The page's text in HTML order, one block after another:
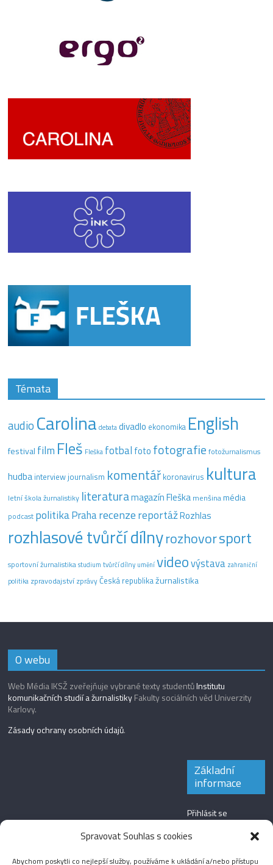
Spravovat Souhlas s cookies
Abychom poskytli co nejlepší služby, používáme k ukládání a/nebo přístupu
Témata
audio Carolina debata divadlo ekonomika English
festival film Fleš Fleška fotbal foto fotografie fotožurnalismus
hudba interview journalism komentář koronavirus kultura
letní škola žurnalistiky literaturamagazín Fleška menšinamédia
podcast politikaPraharecenzereportážRozhlas
rozhlasové tvůrčí dílnyrozhovorsport
sportovní žurnalistika studium tvůrčí dílny uměnívideovýstava zahraniční
politika zpravodajstvízprávyČeská republikažurnalistika
O webu
Web Média IKSŽ zveřejňuje vybrané texty studentůInstitutu
komunikačních studií a žurnalistikyFakulty sociálních věd Univerzity
Karlovy.
Zásady ochrany osobních údajů.
Základní
informace
Přihlásit se
Zdroj kanálů